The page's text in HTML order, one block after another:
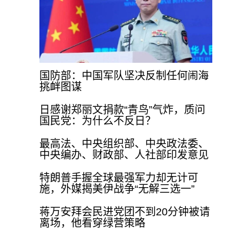
国防部：中国军队坚决反制任何闹海
挑衅图谋
日感谢郑丽文捐款“青鸟”气炸，质问
国民党：为什么不反日？
最高法、中央组织部、中央政法委、
中央编办、财政部、人社部印发意见
特朗普手握全球最强军力却无计可
施，外媒揭美伊战争“无解三选一”
蒋万安拜会民进党团不到20分钟被请
离场，他看穿绿营策略